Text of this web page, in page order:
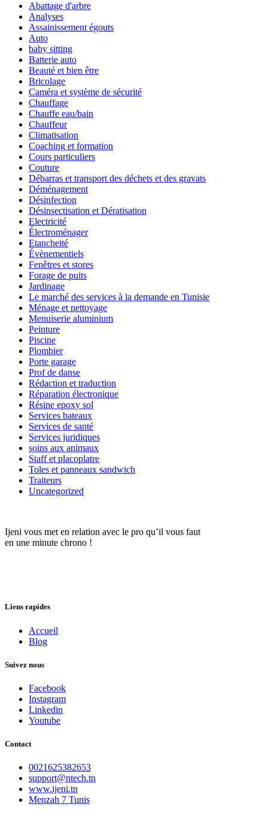
Abattage d'arbre
Analyses
Assainissement égouts
Auto
baby sitting
Batterie auto
Beauté et bien être
Bricolage
Caméra et système de sécurité
Chauffage
Chauffe eau/bain
Chauffeur
Climatisation
Coaching et formation
Cours particuliers
Couture
Débarras et transport des déchets et des gravats
Déménagement
Désinfection
Désinsectisation et Dératisation
Electricité
Électroménager
Etancheité
Évènementiels
Fenêtres et stores
Forage de puits
Jardinage
Le marché des services à la demande en Tunisie
Ménage et nettoyage
Menuiserie aluminium
Peinture
Piscine
Plombier
Porte garage
Prof de danse
Rédaction et traduction
Réparation électronique
Résine epoxy sol
Services bateaux
Services de santé
Services juridiques
soins aux animaux
Staff et placoplatre
Toles et panneaux sandwich
Traiteurs
Uncategorized
Ijeni vous met en relation avec le pro qu’il vous faut
en une minute chrono !
Liens rapides
Accueil
Blog
Suivez nous
Facebook
Instagram
Linkedin
Youtube
Contact
0021625382653
support@ntech.tn
www.ijeni.tn
Menzah 7 Tunis